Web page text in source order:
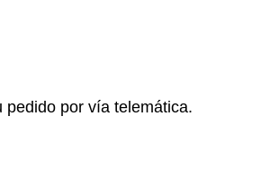
pedido por vía telemática.